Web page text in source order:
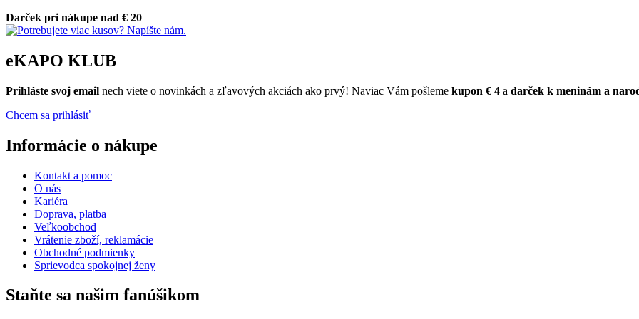
Darček pri nákupe nad € 20
eKAPO KLUB
Prihláste svoj email nech viete o novinkách a zľavových akciách ako prvý! Naviac Vám pošleme kupon € 4 a darček k meninám a
Chcem sa prihlásiť
Informácie o nákupe
Kontakt a pomoc
O nás
Kariéra
Doprava, platba
Veľkoobchod
Vrátenie zboží, reklamácie
Obchodné podmienky
Sprievodca spokojnej ženy
Staňte sa našim fanúšikom